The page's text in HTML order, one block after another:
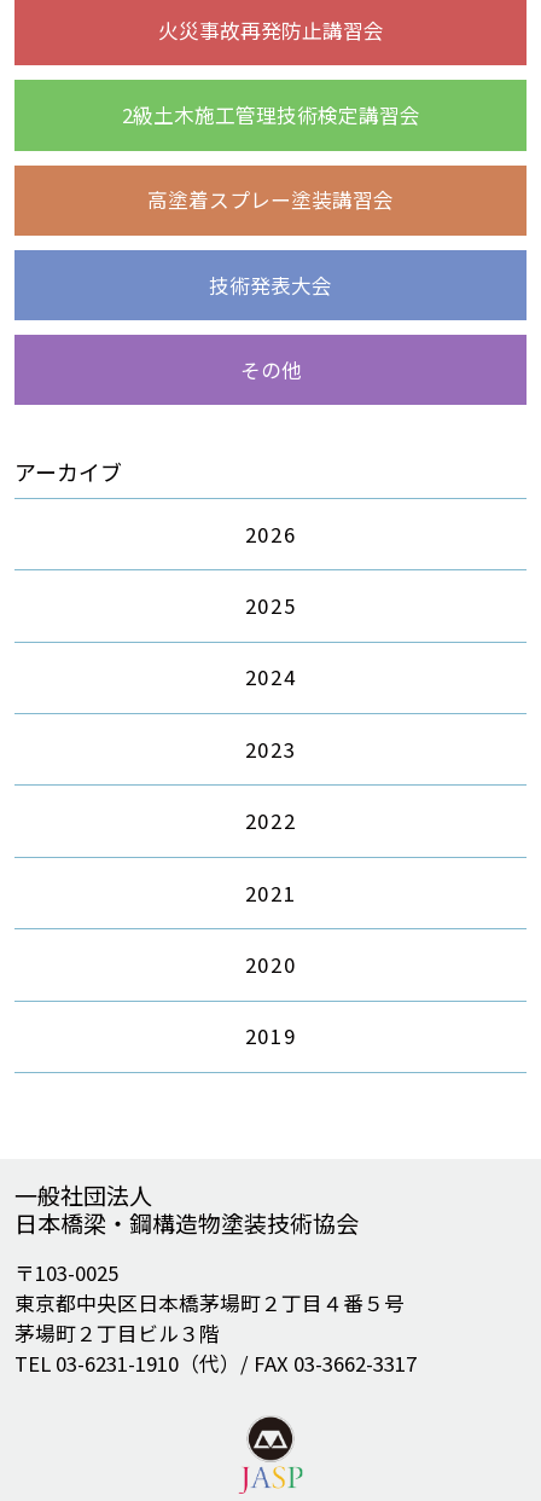
火災事故再発防止講習会
2級土木施工管理技術検定講習会
高塗着スプレー塗装講習会
技術発表大会
その他
アーカイブ
2026
2025
2024
2023
2022
2021
2020
2019
一般社団法人
日本橋梁・鋼構造物塗装技術協会
〒103-0025
東京都中央区日本橋茅場町２丁目４番５号
茅場町２丁目ビル３階
TEL 03-6231-1910（代）/ FAX 03-3662-3317